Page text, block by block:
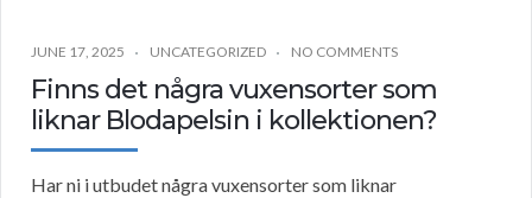
JUNE 17, 2025 UNCATEGORIZED NO COMMENTS
Finns det några vuxensorter som
liknar Blodapelsin i kollektionen?
Har ni i utbudet några vuxensorter som liknar